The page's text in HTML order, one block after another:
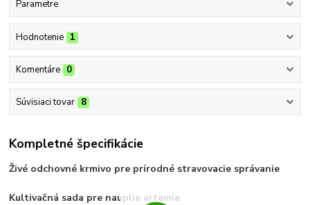
Parametre
Hodnotenie 1
Komentáre 0
Súvisiaci tovar 8
Kompletné špecifikácie
Živé odchovné krmivo pre prírodné stravovacie správanie
Kultivačná sada pre nauplie artemie